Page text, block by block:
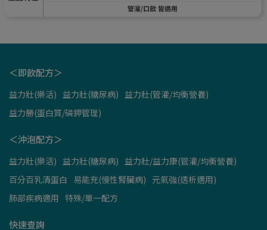
＜即飲配方＞
益力壯(樂活) 益力壯(糖尿病) 益力壯(管灌/均衡營養)
益力勝(蛋白質/磷鉀管理)
＜沖泡配方＞
益力壯(樂活) 益力壯(糖尿病) 益力壯/益力康(管灌/均衡營養)
百分百乳清蛋白 易能充(慢性腎臟病) 元氣強(透析適用)
肺部疾病適用 特殊/單一配方
快速查詢